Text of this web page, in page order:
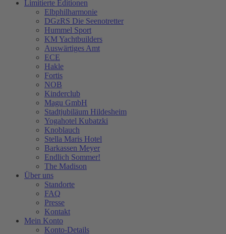
Limitierte Editionen
Elbphilharmonie
DGzRS Die Seenotretter
Hummel Sport
KM Yachtbuilders
Auswärtiges Amt
ECE
Hakle
Fortis
NOB
Kinderclub
Magu GmbH
Stadtjubiläum Hildesheim
Yogahotel Kubatzki
Knoblauch
Stella Maris Hotel
Barkassen Meyer
Endlich Sommer!
The Madison
Über uns
Standorte
FAQ
Presse
Kontakt
Mein Konto
Konto-Details